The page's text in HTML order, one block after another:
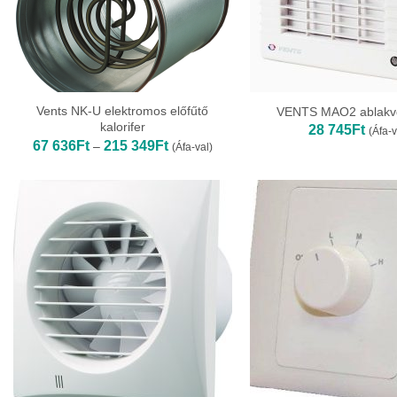
Vents NK-U elektromos előfűtő
kalorifer
67 636Ft – 215 349FtÁrtartomány:
67
(Áfa-val)
VENTS MAO2
28 745Ft (Áfa-